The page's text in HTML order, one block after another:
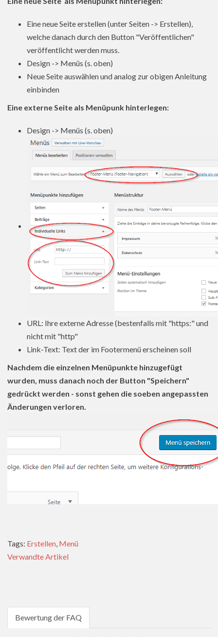
Eine neue Seite erstellen (unter Seiten -> Erstellen),
welche danach durch den Button "Veröffentlichen"
veröffentlicht werden muss.
Design -> Menüs (s. oben)
Neue Seite auswählen und analog zur obigen Anleitung
einbinden
Eine externe Seite als Menüpunk hinterlegen:
Design -> Menüs (s. oben)
URL: Ihre externe Adresse (bestenfalls mit "https:" und
nicht mit "http"
Link-Text: Text der im Footermenü erscheinen soll
Nachdem die einzelnen Menüpunkte hinzugefügt
wurden, muss danach noch der Button "Speichern"
gedrückt werden - sonst gehen die soeben angepassten
Änderungen verloren.
Tags: Erstellen, Menü
Verwandte Artikel
Bewertung der FAQ